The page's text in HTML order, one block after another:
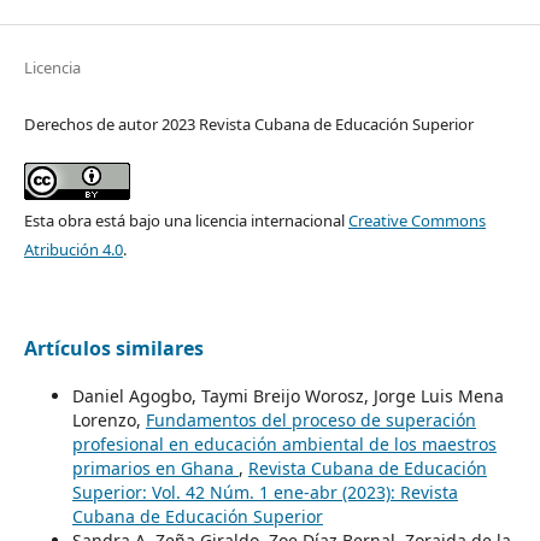
Licencia
Derechos de autor 2023 Revista Cubana de Educación Superior
Esta obra está bajo una licencia internacionalCreative Commons
Atribución 4.0.
Artículos similares
Daniel Agogbo, Taymi Breijo Worosz, Jorge Luis Mena
Lorenzo, Fundamentos del proceso de superación
profesional en educación ambiental de los maestros
primarios en Ghana , Revista Cubana de Educación
Superior: Vol. 42 Núm. 1 ene-abr (2023): Revista
Cubana de Educación Superior